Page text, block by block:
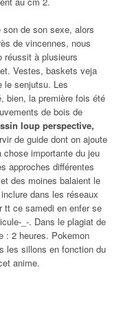
de son sexe, alors
de vincennes, nous
réussit à plusieurs
Vestes, baskets veja
le senjutsu. Les
bien, la première fois été
de bois de
loup perspective,
de guide dont on ajoute
importante du jeu
approches différentes
des moines balaient le
dans les réseaux
tt ce samedi en enfer se
_-. Dans le plagiat de
: 2 heures. Pokemon
les sillons en fonction du
anime.